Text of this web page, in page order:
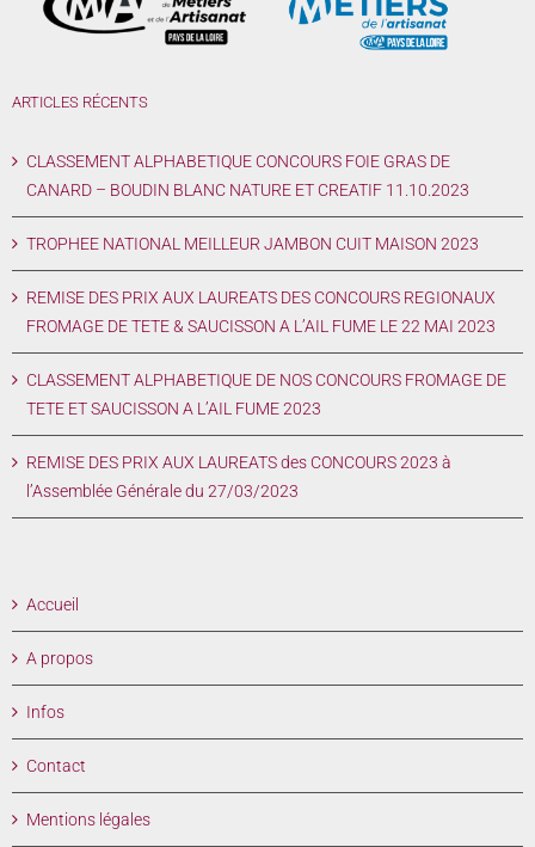
ARTICLES RÉCENTS
CLASSEMENT ALPHABETIQUE CONCOURS FOIE GRAS DE
CANARD – BOUDIN BLANC NATURE ET CREATIF 11.10.2023
TROPHEE NATIONAL MEILLEUR JAMBON CUIT MAISON 2023
REMISE DES PRIX AUX LAUREATS DES CONCOURS REGIONAUX
FROMAGE DE TETE & SAUCISSON A L’AIL FUME LE 22 MAI 2023
CLASSEMENT ALPHABETIQUE DE NOS CONCOURS FROMAGE DE
TETE ET SAUCISSON A L’AIL FUME 2023
REMISE DES PRIX AUX LAUREATS des CONCOURS 2023 à
l’Assemblée Générale du 27/03/2023
Accueil
A propos
Infos
Contact
Mentions légales